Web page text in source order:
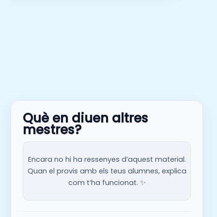
Què en diuen altres
mestres?
Encara no hi ha ressenyes d’aquest material.
Quan el provis amb els teus alumnes, explica
com t’ha funcionat. ✨